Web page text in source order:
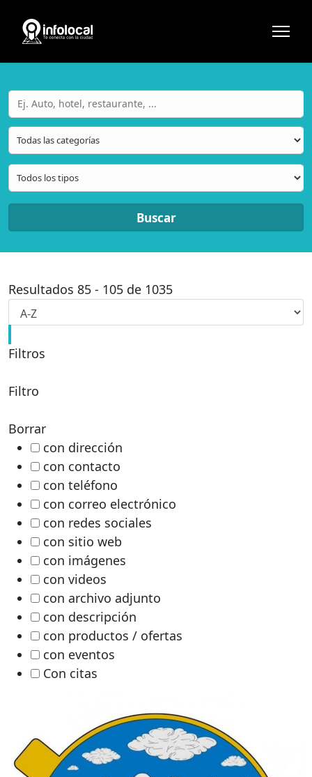
Buscar
Resultados 85 - 105 de 1035
Filtros
Filtro
Borrar
con dirección
con contacto
con teléfono
con correo electrónico
con redes sociales
con sitio web
con imágenes
con videos
con archivo adjunto
con descripción
con productos / ofertas
con eventos
Con citas